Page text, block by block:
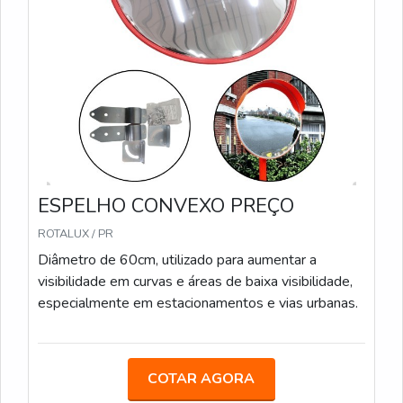
média de 12% entre fornecedores locais e
marketplaces nacionais em pedidos com envio
expresso. Prefiro fornecedores que apresentam
especificação dimensional clara e documentação
técnica para instalação, reduzindo retrabalho e custos
indiretos.
Para implementação imediata, listo opções práticas
de localização, fixação e inspeção periódica:
Instalação em altura de 2,5–3,5 m para
visibilidade ideal em vias internas;
Suporte articulado para ajuste fino após
montagem;
Rotina trimestral de limpeza e verificação de
Essas medidas permitem desempenho constante e
vida útil maior do equipamento.
ESPELHO CONVEXO PREÇO
ROTALUX / PR
Diâmetro de 60cm, utilizado para aumentar a
visibilidade em curvas e áreas de baixa visibilidade,
especialmente em estacionamentos e vias urbanas.
COTAR AGORA